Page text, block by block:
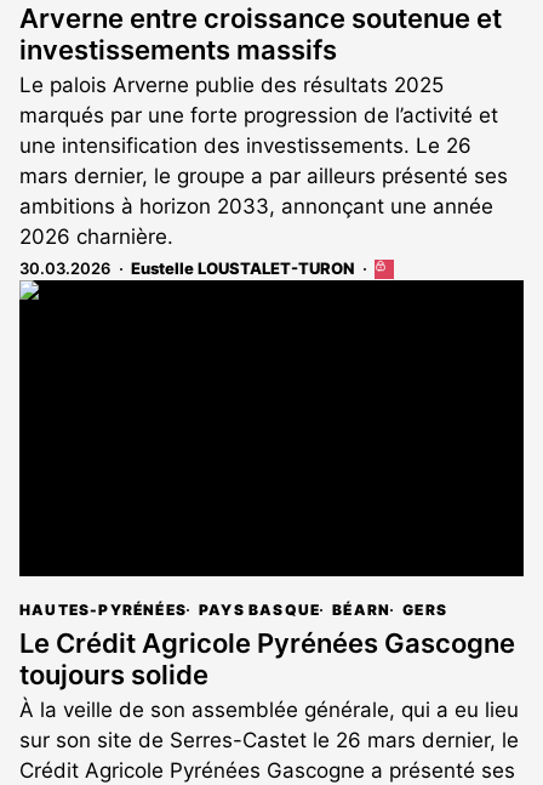
Arverne entre croissance soutenue et
investissements massifs
Le palois Arverne publie des résultats 2025
marqués par une forte progression de l’activité et
une intensification des investissements. Le 26
mars dernier, le groupe a par ailleurs présenté ses
ambitions à horizon 2033, annonçant une année
2026 charnière.
30.03.2026 Eustelle LOUSTALET-TURON
Cet
HAUTES-PYRÉNÉES PAYS BASQUE BÉARN GERS
Le Crédit Agricole Pyrénées Gascogne
toujours solide
À la veille de son assemblée générale, qui a eu lieu
sur son site de Serres-Castet le 26 mars dernier, le
Crédit Agricole Pyrénées Gascogne a présenté ses